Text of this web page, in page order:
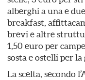
alberghi a una e
breakfast,
brevi e altre
1,50 euro per
sosta e ostelli per
La scelta, secondo